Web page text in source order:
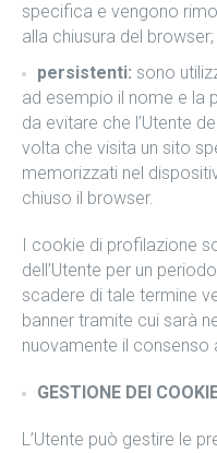
specifica e vengono
alla chiusura del browser;
persistenti: sono
ad esempio il nome e la
da evitare che l’Utente
volta che visita un sito
memorizzati nel
chiuso il browser.
I cookie di profilazione
dell’Utente per un
scadere di tale termine
banner tramite cui sarà
nuovamente il consenso
GESTIONE DEI
L’Utente può gestire le